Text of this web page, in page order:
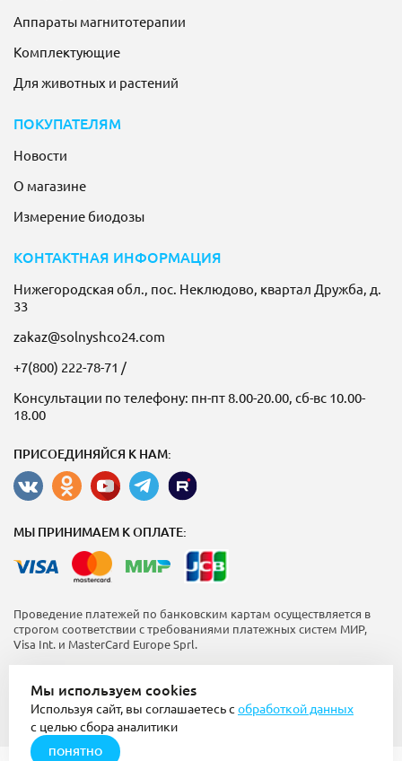
Аппараты магнитотерапии
Комплектующие
Для животных и растений
ПОКУПАТЕЛЯМ
Новости
О магазине
Измерение биодозы
КОНТАКТНАЯ ИНФОРМАЦИЯ
Нижегородская обл., пос. Неклюдово, квартал Дружба, д.
33
zakaz@solnyshco24.com
+7(800) 222-78-71 /
Консультации по телефону: пн-пт 8.00-20.00, сб-вс 10.00-
18.00
ПРИСОЕДИНЯЙСЯ К НАМ:
МЫ ПРИНИМАЕМ К ОПЛАТЕ:
Проведение платежей по банковским картам осуществляется в
строгом соответствии с требованиями платежных систем МИР,
Visa Int. и MasterCard Europe Sprl.
Политика конфиденциальности
Использование куки (cookie)
16+
Мы используем cookies
Используя сайт, вы соглашаетесь с обработкой данных
с целью сбора аналитики
ПОНЯТНО